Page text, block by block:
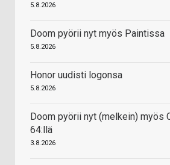
5.8.2026
Doom pyörii nyt myös Paintissa
5.8.2026
Honor uudisti logonsa
5.8.2026
Doom pyörii nyt (melkein) myös
64:llä
3.8.2026